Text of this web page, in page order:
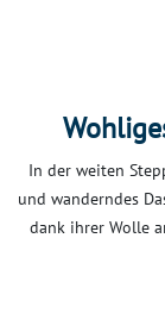
In der weiten
und wanderndes
dank ihrer Wolle